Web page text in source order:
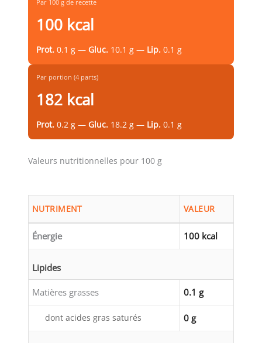
Par 100 g de recette
100 kcal
Prot. 0.1 g — Gluc. 10.1 g — Lip. 0.1 g
Par portion (4 parts)
182 kcal
Prot. 0.2 g — Gluc. 18.2 g — Lip. 0.1 g
Valeurs nutritionnelles pour 100 g
NUTRIMENT VALEUR
Énergie 100 kcal
Lipides
Matières grasses 0.1 g
dont acides gras saturés 0 g